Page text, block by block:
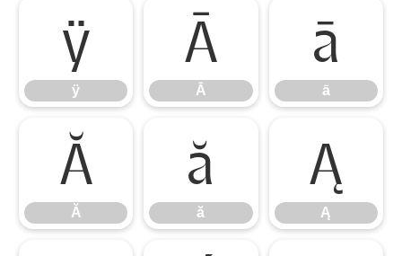
ÿ
ÿ
Ā
Ā
ā
ā
Ă
Ă
ă
ă
Ą
Ą